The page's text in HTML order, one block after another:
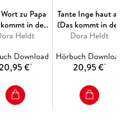
zu Papa
in den
Familien vor
Heldt
Download
20,95 €*
Tante Inge haut
(Das kommt in
besten Familien
Dora Heldt
Hörbuch
20,95 €*